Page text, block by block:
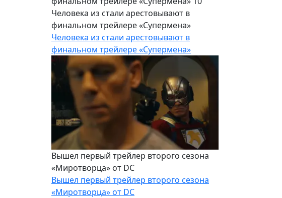
Человека из стали арестовывают в
финальном трейлере «Супермена»
Человека из стали арестовывают в
финальном трейлере «Супермена»
Вышел первый трейлер второго сезона
«Миротворца» от DC
Вышел первый трейлер второго сезона
«Миротворца» от DC